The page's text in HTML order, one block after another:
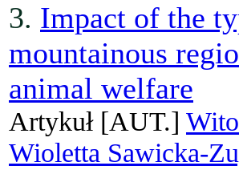
3. Impact of the
mountainous
animal welfare
Artykuł[AUT.]
Wioletta Sawicka-